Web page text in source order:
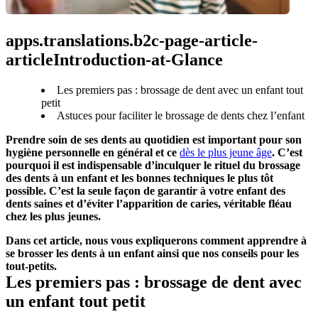
apps.translations.b2c-page-article-
articleIntroduction-at-Glance
Les premiers pas : brossage de dent avec un enfant tout
petit
Astuces pour faciliter le brossage de dents chez l’enfant
Prendre soin de ses dents au quotidien est important pour son
hygiène personnelle en général et ce dès le plus jeune âge. C’est
pourquoi il est indispensable d’inculquer le rituel du brossage
des dents à un enfant et les bonnes techniques le plus tôt
possible. C’est la seule façon de garantir à votre enfant des
dents saines et d’éviter l’apparition de caries, véritable fléau
chez les plus jeunes.
Dans cet article, nous vous expliquerons comment apprendre à
se brosser les dents à un enfant ainsi que nos conseils pour les
tout-petits.
Les premiers pas : brossage de dent avec
un enfant tout petit